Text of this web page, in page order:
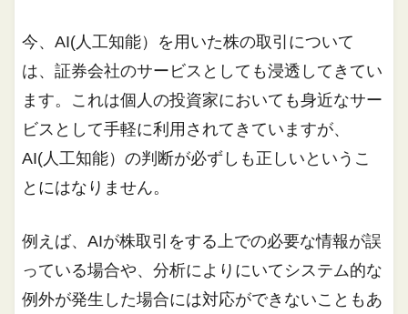
今、AI(人工知能）を用いた株の取引について
は、証券会社のサービスとしても浸透してきてい
ます。これは個人の投資家においても身近なサー
ビスとして手軽に利用されてきていますが、
AI(人工知能）の判断が必ずしも正しいというこ
とにはなりません。
例えば、AIが株取引をする上での必要な情報が誤
っている場合や、分析によりにいてシステム的な
例外が発生した場合には対応ができないこともあ